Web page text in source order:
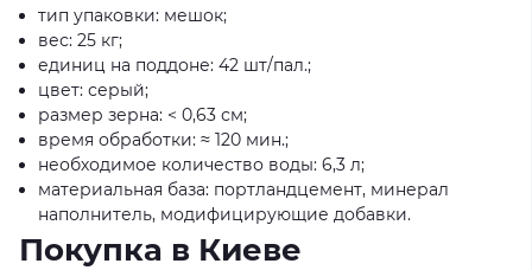
тип упаковки: мешок;
вес: 25 кг;
единиц на поддоне: 42 шт/пал.;
цвет: серый;
размер зерна: < 0,63 см;
время обработки: ≈ 120 мин.;
необходимое количество воды: 6,3 л;
материальная база: портландцемент, минерал
наполнитель, модифицирующие добавки.
Покупка в Киеве